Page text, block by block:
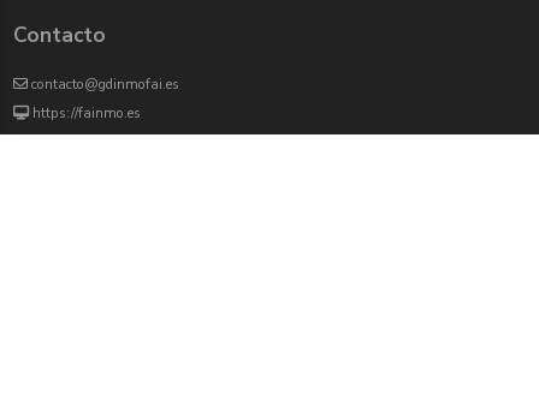
Contacto
contacto@gdinmofai.es
https://fainmo.es